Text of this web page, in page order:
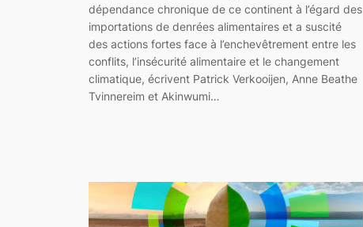
dépendance chronique de ce continent à l’égard des
importations de denrées alimentaires et a suscité
des actions fortes face à l’enchevêtrement entre les
conflits, l’insécurité alimentaire et le changement
climatique, écrivent Patrick Verkooijen, Anne Beathe
Tvinnereim et Akinwumi…